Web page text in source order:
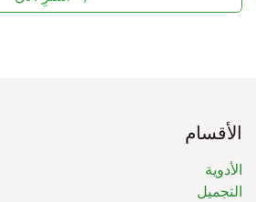
الأقسام
الأدوية
التجميل